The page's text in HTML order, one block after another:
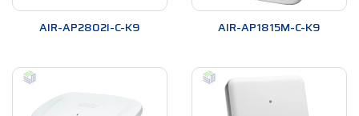
AIR-AP2802I-C-K9 AIR-AP1815M-C-K9